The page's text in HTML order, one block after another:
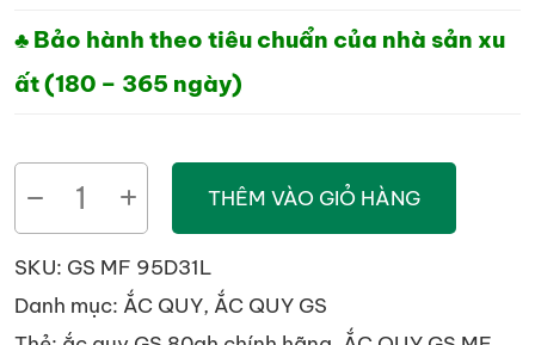
♣ Bảo hành theo tiêu chuẩn của nhà sản xu
ất (180 – 365 ngày)
MF
95D31L
THÊM VÀO GIỎ HÀNG
SKU: GS MF 95D31L
Danh mục: ẮC QUY, ẮC QUY GS